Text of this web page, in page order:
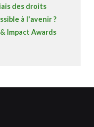
des droits
à l'avenir ?
Impact Awards